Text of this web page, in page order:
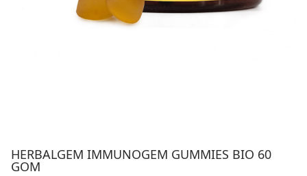
HERBALGEM IMMUNOGEM GUMMIES BIO 60
GOM